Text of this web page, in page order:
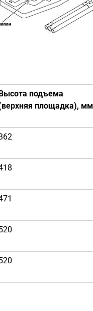
подъема
площадка), мм